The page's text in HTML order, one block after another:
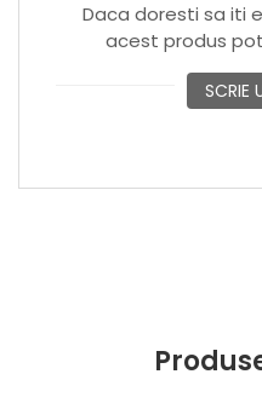
Daca doresti sa iti
acest produs
SCRIE